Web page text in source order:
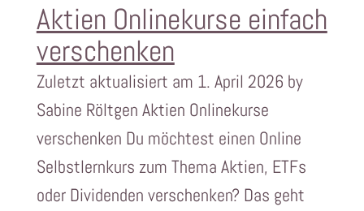
Aktien Onlinekurse einfach
verschenken
Zuletzt aktualisiert am 1. April 2026 by
Sabine Röltgen Aktien Onlinekurse
verschenken Du möchtest einen Online
Selbstlernkurs zum Thema Aktien, ETFs
oder Dividenden verschenken? Das geht